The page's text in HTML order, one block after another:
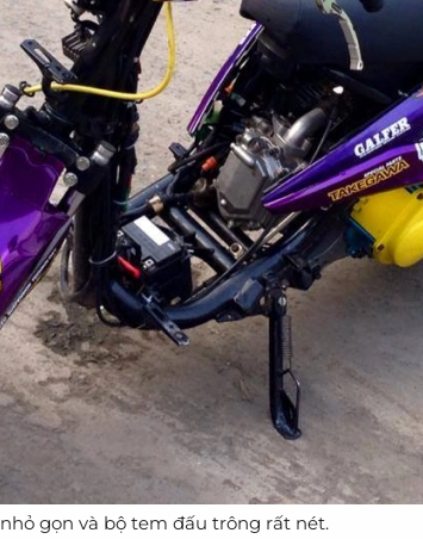
nhỏ gọn và bộ tem đấu trông rất nét.